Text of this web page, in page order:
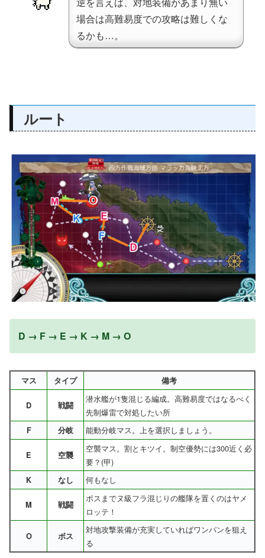
場合は高難易度での攻略は難しくな
るかも…。
ルート
D → F → E → K → M → O
マス タイプ 備考
D 戦闘
潜水艦が1隻混じる編成。高難易度ではなるべく
先制爆雷で対処したい所
F 分岐 能動分岐マス。上を選択しましょう。
E 空襲
空襲マス。割とキツイ。制空優勢には300近く必
要？(甲)
K なし 何もなし
M 戦闘
ボスまでヌ級フラ混じりの艦隊を置くのはヤメ
ロッテ！
O ボス
対地攻撃装備が充実していればワンパンを狙え
る